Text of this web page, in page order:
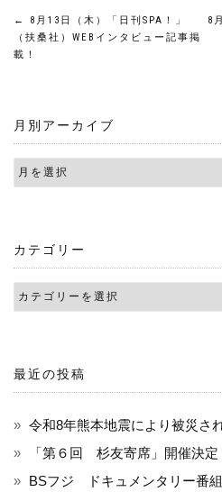
投
稿
ビ
ゲ
シ
ョ
←
8月13日（木）「日刊SPA！」
（扶桑社）WEBインタビュー記事掲
載！
8
月別アーカイブ
カテゴリー
最近の投稿
令和8年熊本地震により被災さ
「第６回 杉友寄席」開催決定
BSフジ ドキュメンタリー番組